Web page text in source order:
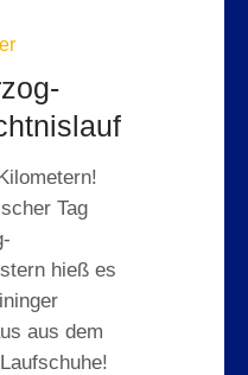
Tag
hieß es
aus dem